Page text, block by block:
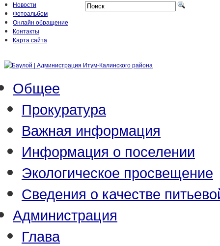
Новости
Фотоальбом
Онлайн обращение
Контакты
Карта сайта
Общее
Прокуратура
Важная информация
Информация о поселении
Экологическое просвещение
Сведения о качестве
Администрация
Глава